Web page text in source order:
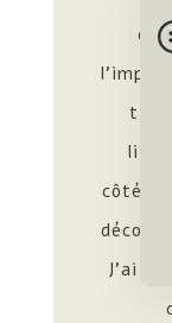
lire
côté un
J’ai